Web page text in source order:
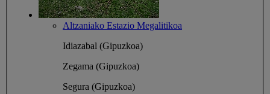
Altzaniako Estazio Megalitikoa
Idiazabal (Gipuzkoa)
Zegama (Gipuzkoa)
Segura (Gipuzkoa)